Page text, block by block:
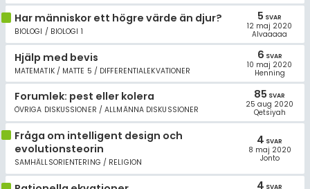
Har människor ett högre värde än djur?
BIOLOGI / BIOLOGI 1
5 SVAR
12 maj 2020
Alvaaaaa
Hjälp med bevis
MATEMATIK / MATTE 5 / DIFFERENTIALEKVATIONER
6 SVAR
10 maj 2020
Henning
Forumlek: pest eller kolera
ÖVRIGA DISKUSSIONER / ALLMÄNNA DISKUSSIONER
85 SVAR
25 aug 2020
Qetsiyah
Fråga om intelligent design och
evolutionsteorin
SAMHÄLLSORIENTERING / RELIGION
4 SVAR
8 maj 2020
Jonto
4 SVAR